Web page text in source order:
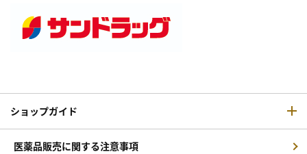
ショップガイド
医薬品販売に関する注意事項